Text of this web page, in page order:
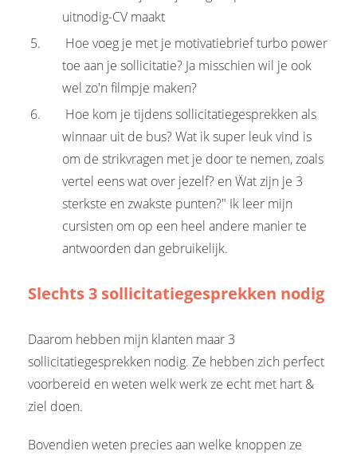
uitnodig-CV maakt
Hoe voeg je met je motivatiebrief turbo power
toe aan je sollicitatie? Ja misschien wil je ook
wel zo'n filmpje maken?
Hoe kom je tijdens sollicitatiegesprekken als
winnaar uit de bus? Wat ik super leuk vind is
om de strikvragen met je door te nemen, zoals
vertel eens wat over jezelf? en Ẅat zijn je 3
sterkste en zwakste punten?" Ik leer mijn
cursisten om op een heel andere manier te
antwoorden dan gebruikelijk.
Slechts 3 sollicitatiegesprekken nodig
Daarom hebben mijn klanten maar 3
sollicitatiegesprekken nodig. Ze hebben zich perfect
voorbereid en weten welk werk ze echt met hart &
ziel doen.
Bovendien weten precies aan welke knoppen ze